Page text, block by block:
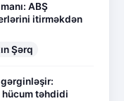
ABŞ
itirməkdən
Şərq
hücum təhdidi